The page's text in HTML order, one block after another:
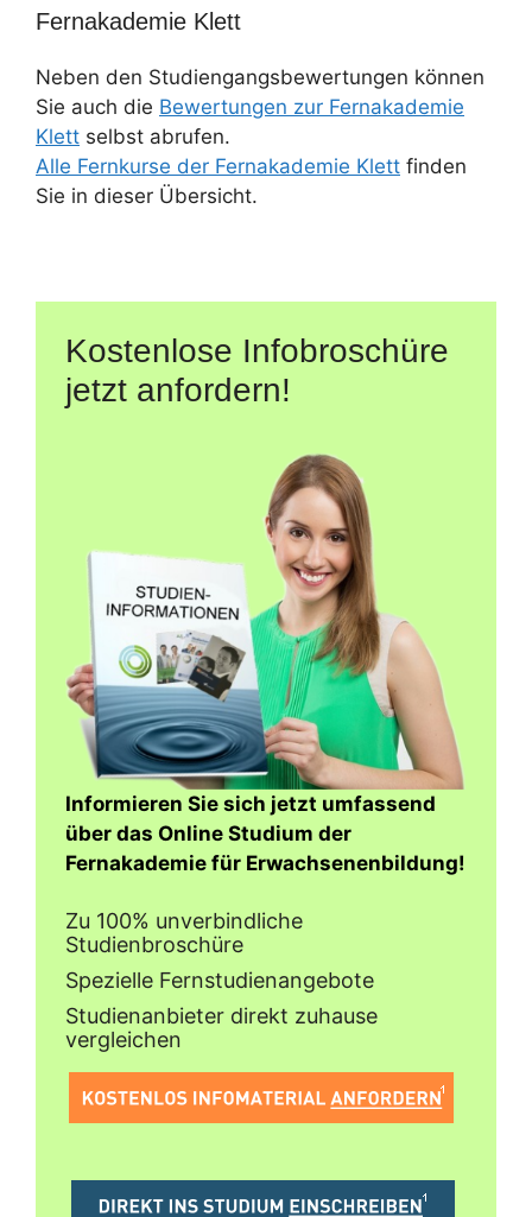
Fernakademie Klett
Neben den Studiengangsbewertungen können
Sie auch die Bewertungen zur Fernakademie
Klett selbst abrufen.
Alle Fernkurse der Fernakademie Klett finden
Sie in dieser Übersicht.
Kostenlose Infobroschüre
jetzt anfordern!
Informieren Sie sich jetzt umfassend
über das Online Studium der
Fernakademie für Erwachsenenbildung!
Zu 100% unverbindliche
Studienbroschüre
Spezielle Fernstudienangebote
Studienanbieter direkt zuhause
vergleichen